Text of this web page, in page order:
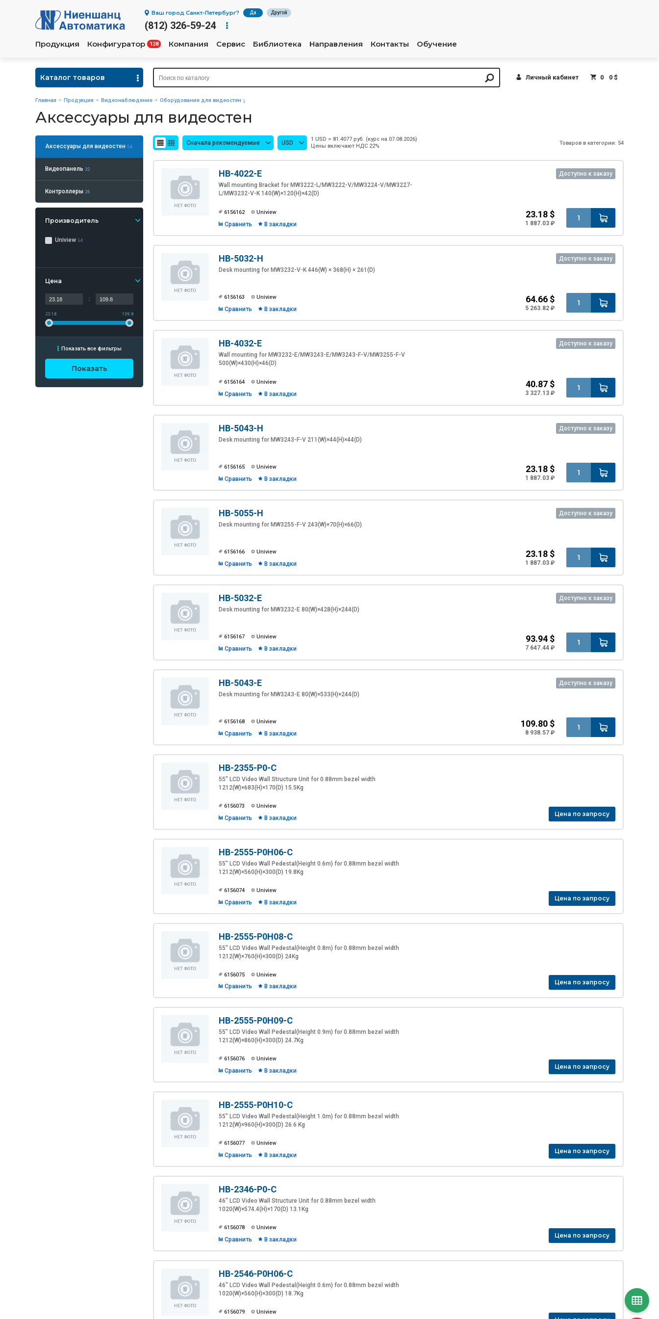
Ваш город Санкт-Петербург? Да Другой
(812) 326-59-24
Продукция Конфигуратор 128 Компания Сервис Библиотека Направления Контакты Обучение
Каталог товаров Личный кабинет 0 0 $
Главная Продукция Видеонаблюдение Оборудование для видеостен
Аксессуары для видеостен
Аксессуары для видеостен 54
Видеопанель 32
Контроллеры 26
Производитель
Uniview 54
Цена
:
23.18 109.8
Показать все фильтры
Показать
Сначала рекомендуемые USD
1 USD = 81.4077 руб. (курс на 07.08.2026)
Цены включают НДС 22%
Товаров в категории: 54
Доступно к заказу
HB-4022-E
Wall mounting Bracket for MW3222-L/MW3222-V/MW3224-V/MW3227-
L/MW3232-V-K 140(W)×120(H)×42(D)
6156162 Uniview
Сравнить В закладки
23.18 $
1 887.03 ₽
Доступно к заказу
HB-5032-H
Desk mounting for MW3232-V-K 446(W) × 368(H) × 261(D)
6156163 Uniview
Сравнить В закладки
64.66 $
5 263.82 ₽
Доступно к заказу
HB-4032-E
Wall mounting for MW3232-E/MW3243-E/MW3243-F-V/MW3255-F-V
500(W)×430(H)×46(D)
6156164 Uniview
Сравнить В закладки
40.87 $
3 327.13 ₽
Доступно к заказу
HB-5043-H
Desk mounting for MW3243-F-V 211(W)×44(H)×44(D)
6156165 Uniview
Сравнить В закладки
23.18 $
1 887.03 ₽
Доступно к заказу
HB-5055-H
Desk mounting for MW3255-F-V 243(W)×70(H)×66(D)
6156166 Uniview
Сравнить В закладки
23.18 $
1 887.03 ₽
Доступно к заказу
HB-5032-E
Desk mounting for MW3232-E 80(W)×428(H)×244(D)
6156167 Uniview
Сравнить В закладки
93.94 $
7 647.44 ₽
Доступно к заказу
HB-5043-E
Desk mounting for MW3243-E 80(W)×533(H)×244(D)
6156168 Uniview
Сравнить В закладки
109.80 $
8 938.57 ₽
HB-2355-P0-C
55" LCD Video Wall Structure Unit for 0.88mm bezel width
1212(W)×683(H)×170(D) 15.5Kg
6156073 Uniview
Сравнить В закладки
Цена по запросу
HB-2555-P0H06-C
55" LCD Video Wall Pedestal(Height 0.6m) for 0.88mm bezel width
1212(W)×560(H)×300(D) 19.8Kg
6156074 Uniview
Сравнить В закладки
Цена по запросу
HB-2555-P0H08-C
55" LCD Video Wall Pedestal(Height 0.8m) for 0.88mm bezel width
1212(W)×760(H)×300(D) 24Kg
6156075 Uniview
Сравнить В закладки
Цена по запросу
HB-2555-P0H09-C
55" LCD Video Wall Pedestal(Height 0.9m) for 0.88mm bezel width
1212(W)×860(H)×300(D) 24.7Kg
6156076 Uniview
Сравнить В закладки
Цена по запросу
HB-2555-P0H10-C
55" LCD Video Wall Pedestal(Height 1.0m) for 0.88mm bezel width
1212(W)×960(H)×300(D) 26.6 Kg
6156077 Uniview
Сравнить В закладки
Цена по запросу
HB-2346-P0-C
46" LCD Video Wall Structure Unit for 0.88mm bezel width
1020(W)×574.4(H)×170(D) 13.1Kg
6156078 Uniview
Сравнить В закладки
Цена по запросу
HB-2546-P0H06-C
46" LCD Video Wall Pedestal(Height 0.6m) for 0.88mm bezel width
1020(W)×560(H)×300(D) 18.7Kg
6156079 Uniview